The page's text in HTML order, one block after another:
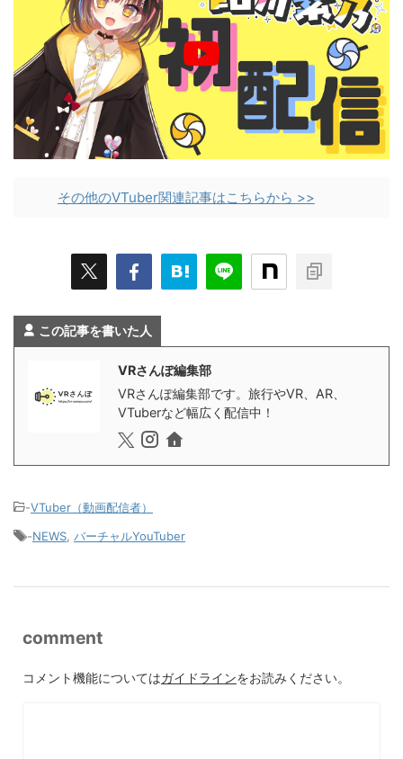
その他のVTuber関連記事はこちらから >>
この記事を書いた人
VRさんぽ編集部
VRさんぽ編集部です。旅行やVR、AR、
VTuberなど幅広く配信中！
-VTuber（動画配信者）
-NEWS, バーチャルYouTuber
comment
コメント機能についてはガイドラインをお読みください。